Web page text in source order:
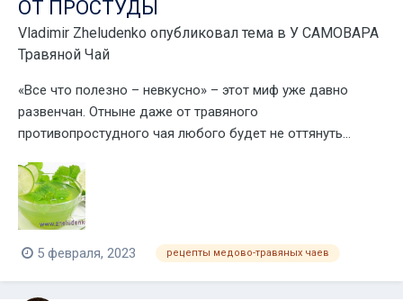
ОТ ПРОСТУДЫ
Vladimir Zheludenko опубликовал тема в У САМОВАРА
Травяной Чай
«Все что полезно – невкусно» – этот миф уже давно
развенчан. Отныне даже от травяного
противопростудного чая любого будет не оттянуть...
5 февраля, 2023 рецепты медово-травяных чаев